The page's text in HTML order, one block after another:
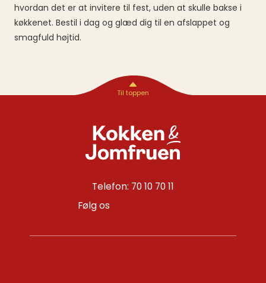
hvordan det er at invitere til fest, uden at skulle bakse i
køkkenet. Bestil i dag og glæd dig til en afslappet og
smagfuld højtid.
Telefon: 70 10 70 11
Følg os